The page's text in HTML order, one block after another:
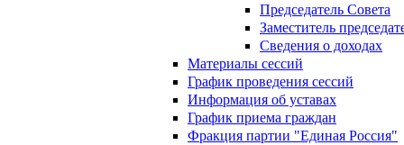
Председатель Совета
Заместитель
Сведения о доходах
Материалы сессий
График проведения сессий
Информация об уставах
График приема граждан
Фракция партии "Единая Россия"